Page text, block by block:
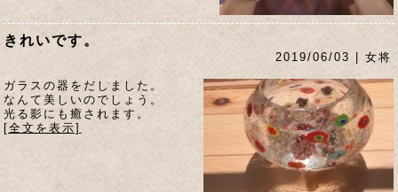
きれいです。
2019/06/03 | 女将
ガラスの器をだしました。
なんて美しいのでしょう。
光る影にも癒されます。
[全文を表示]